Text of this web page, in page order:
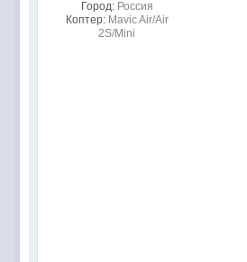
Город: Россия
Коптер: Mavic Air/Air
2S/Mini